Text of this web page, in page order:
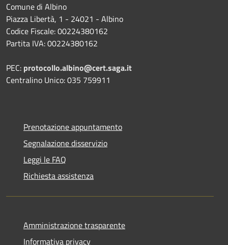
Comune di Albino
Piazza Libertà, 1 - 24021 - Albino
Codice Fiscale: 00224380162
Partita IVA: 00224380162
PEC: protocollo.albino@cert.saga.it
Centralino Unico: 035 759911
Prenotazione appuntamento
Segnalazione disservizio
Leggi le FAQ
Richiesta assistenza
Amministrazione trasparente
Informativa privacy